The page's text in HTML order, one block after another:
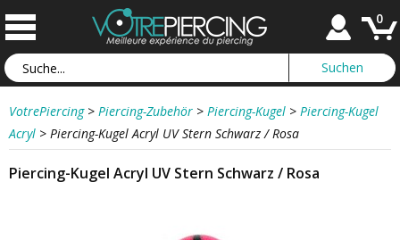
0
VotrePiercing > Piercing-Zubehör > Piercing-Kugel > Piercing-Kugel
Acryl > Piercing-Kugel Acryl UV Stern Schwarz / Rosa
Piercing-Kugel Acryl UV Stern Schwarz / Rosa